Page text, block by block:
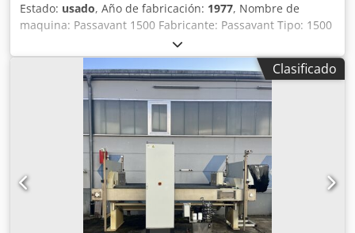
Estado: usado, Año de fabricación: 1977, Nombre de
maquina: Passavant 1500 Fabricante: Passavant Tipo: 1500
Año de fabricación: 1977 Tipo de construcción: Prensa de
viga puente Presión del filtro: 15 bar Contenido del filtro:
3.000 Litros Salida: Cerrado Área de filtrado: 215 m2
Tamaño Placas: 1500 x1500 mm Número placas: 60
Material de placas: Polipropileno Transporte placa:
Automático Filtertücher: No Sistema lavado telas: Si Largo
paquete placas: 4.400 mm Dcodpfx Asvakngen Iok Espesor
de torta: 30 mm Fuerza de cierre: Aproximadamente 400
bar Dimensiones: Largo 8.300 x ancho 1.950 (2.400) x alto
2.930 (700) mm Accesorios: Un sistema hidráulico, una
barrera de luz, un sistema de lavado de tela filtrante.
Condición: Usado Precio: Bajo demanda
Clasificado